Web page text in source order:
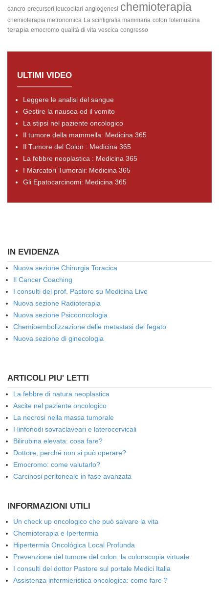
cancro precursori leucocitari angiogenesi chemioterapia
chemioterapia metronomica La scintigrafia mammaria colon fotemustina
terapia emocromo qualità di vita vescica congresso
ULTIMI VIDEO
Leggere le analisi del sangue
Gestire la nausea ed il vomito
La stipsi nel paziente oncologico
Il tumore della mammella: Medicina 365
Il Tumore del Colon : Medicina 365
La febbre neoplastica : Medicina 365
I Marcatori Tumorali: Medicina 365
Gli Epatocarcinomi: Medicina 365
IN EVIDENZA
Nuova sezione Chirurgia Toracica
Il Cancer Coaching
I consulti del prof. Pastore su Medicina Live
Nuova sezione Radioterapia
Nuova sezione Psicooncologia
Chemioembolizzazione delle metastasi del fegato
Nuova sezione di ginecologia
ARTICOLI PIU' LETTI
La febbre di natura neoplastica
Ascite nel paziente oncologico
La necrosi nella massa tumorale
I linfonodi sovraclaveari e laterocervicali
Bilirubina elevata: cosa fare?
Dottore, perché non si può operare?
Emocromo: come valutarlo?
Carcinosi peritoneale in fase avanzata
INFORMAZIONI UTILI
Un check up oncologico che può salvare la vita
Chemioterapia e Ipertermia
Hipertermia Oncológica Local Profunda
Prevenzione del tumore del colon: la colonscopia virtuale
I consulti del dottor Pastore sul portale Medici Italia
Assistenza infermieristica oncologica: come fare ?